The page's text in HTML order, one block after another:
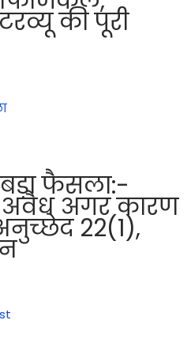
की पूरी
बड़ा फैसला:-
अवैध अगर कारण
22(1),